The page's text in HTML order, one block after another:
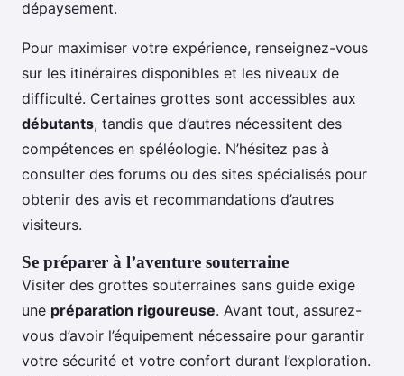
dépaysement.
Pour maximiser votre expérience, renseignez-vous
sur les itinéraires disponibles et les niveaux de
difficulté. Certaines grottes sont accessibles aux
débutants, tandis que d’autres nécessitent des
compétences en spéléologie. N’hésitez pas à
consulter des forums ou des sites spécialisés pour
obtenir des avis et recommandations d’autres
visiteurs.
Se préparer à l’aventure souterraine
Visiter des grottes souterraines sans guide exige
une préparation rigoureuse. Avant tout, assurez-
vous d’avoir l’équipement nécessaire pour garantir
votre sécurité et votre confort durant l’exploration.